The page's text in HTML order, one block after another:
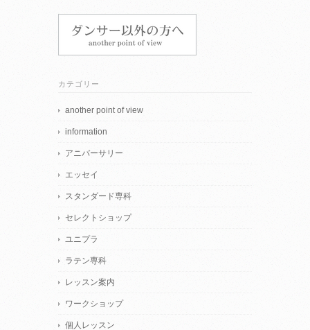
カテゴリー
another point of view
information
アニバーサリー
エッセイ
スタンダード専科
セレクトショップ
ユニプラ
ラテン専科
レッスン案内
ワークショップ
個人レッスン